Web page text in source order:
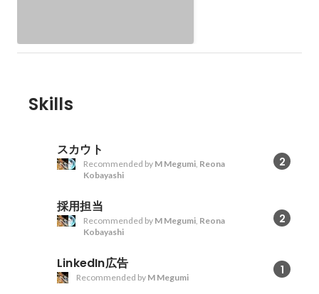
Skills
スカウト
2
Recommended by M Megumi, Reona
Kobayashi
採用担当
2
Recommended by M Megumi, Reona
Kobayashi
LinkedIn広告 1
Recommended by M Megumi